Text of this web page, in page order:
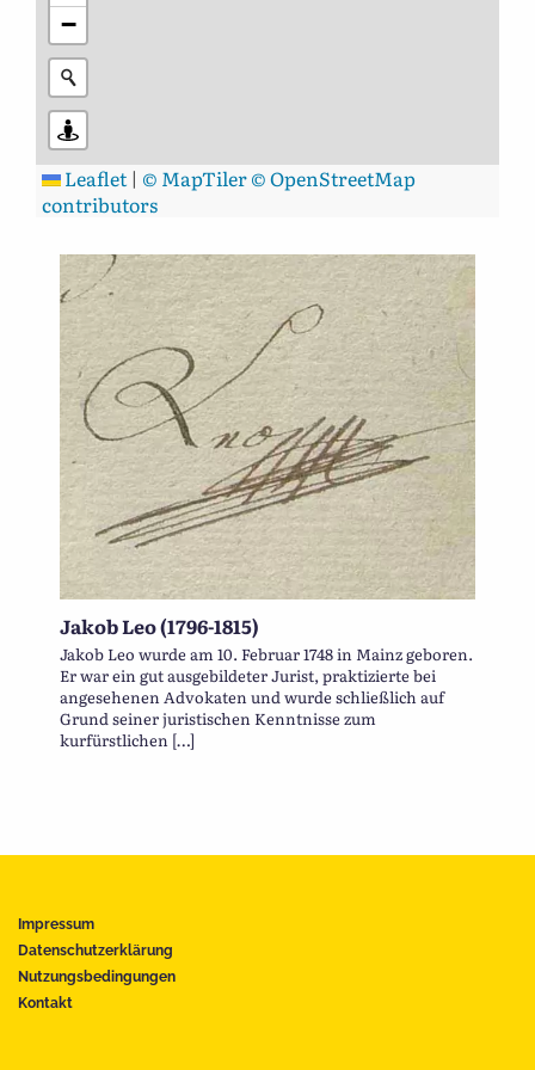
−
Leaflet | © MapTiler© OpenStreetMap
contributors
Jakob Leo (1796-1815)
Jakob Leo wurde am 10. Februar 1748 in Mainz geboren.
Er war ein gut ausgebildeter Jurist, praktizierte bei
angesehenen Advokaten und wurde schließlich auf
Grund seiner juristischen Kenntnisse zum
kurfürstlichen […]
Impressum
Datenschutzerklärung
Nutzungsbedingungen
Kontakt